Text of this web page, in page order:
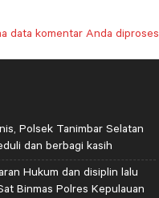
data komentar Anda diproses
Polsek Tanimbar Selatan
dan berbagi kasih
Hukum dan disiplin lalu
Binmas Polres Kepulauan